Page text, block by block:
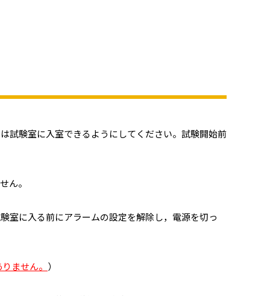
試験室に入室できるようにしてください。試験開始前
ん。
室に入る前にアラームの設定を解除し，電源を切っ
ません。 ）